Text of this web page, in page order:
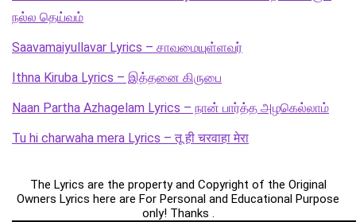
நல்ல தெய்வம்
Saavamaiyullavar Lyrics – சாவமையுள்ளவர்
Ithna Kiruba Lyrics – இத்தனை கிருபை
Naan Partha Azhagelam Lyrics – நான் பார்த்த அழகெல்லாம்
Tu hi charwaha mera Lyrics – तू ही चरवाहा मेरा
The Lyrics are the property and Copyright of the Original
Owners Lyrics here are For Personal and Educational Purpose
only! Thanks .